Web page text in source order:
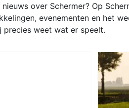
over Schermer? Op
evenementen en het
weet wat er speelt.
SCHERMER
de polderstructuren en het
voor de Alkmaarder